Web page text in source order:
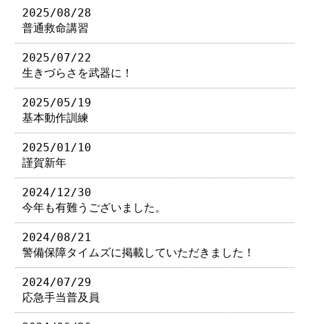
2025/08/28
普通救命講習
2025/07/22
生きづらさを武器に！
2025/05/19
基本動作訓練
2025/01/10
謹賀新年
2024/12/30
今年も有難うございました。
2024/08/21
警備保障タイムズに掲載していただきました！
2024/07/29
応急手当普及員